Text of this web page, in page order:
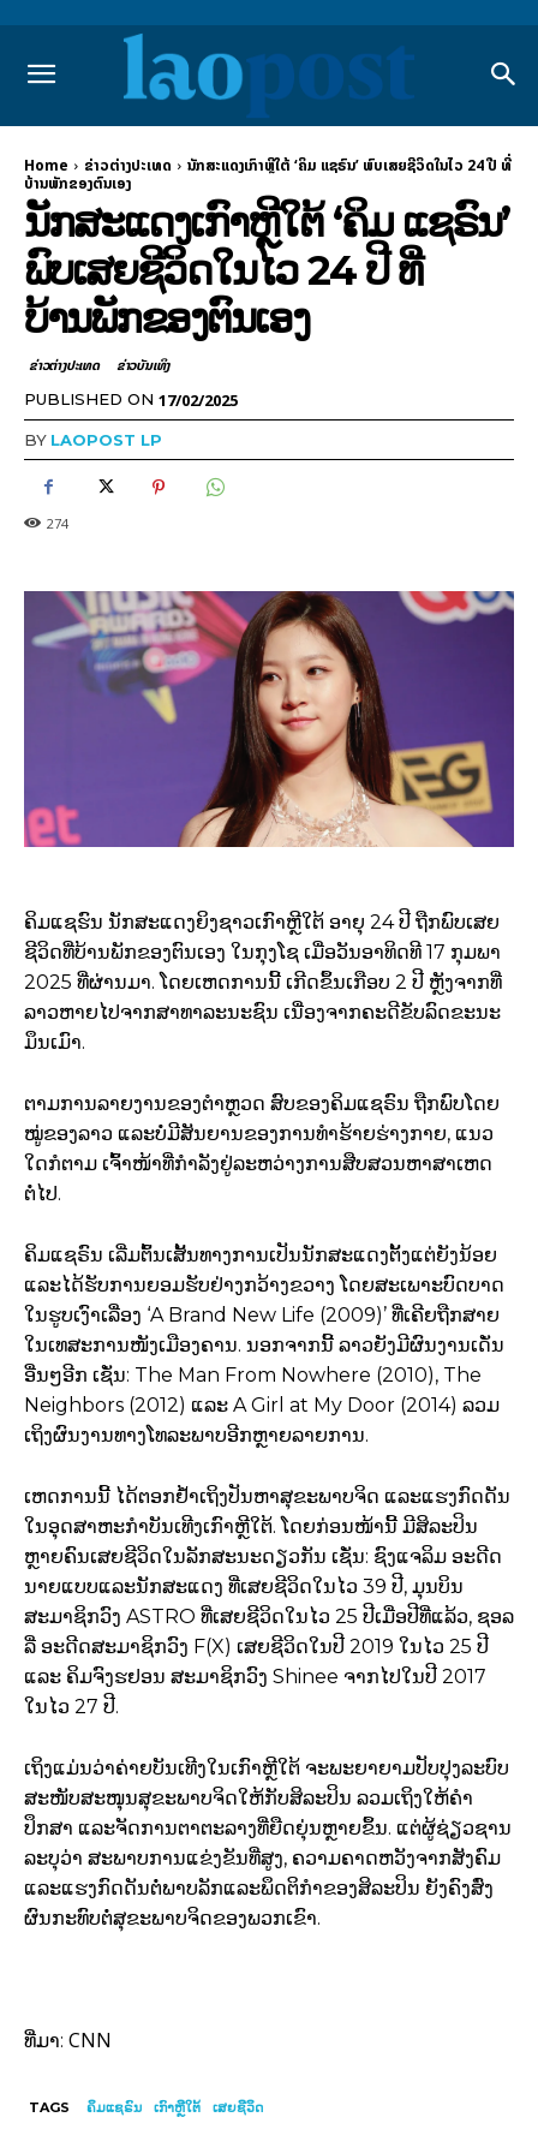
Home ຂ່າວຕ່າງປະເທດ
ນັກສະແດງເກົາຫຼີໃຕ້ ‘ຄິມ ແຊຣົນ’ ພົບເສຍຊີວິດໃນໄວ 24 ປີ ທີ່
ບ້ານພັກຂອງຕົນເອງ
ນັກສະແດງເກົາຫຼີໃຕ້ ‘ຄິມ ແຊຣົນ’
ພົບເສຍຊີວິດໃນໄວ 24 ປີ ທີ່
ບ້ານພັກຂອງຕົນເອງ
ຂ່າວຕ່າງປະເທດ ​ຂ່າວບັນເທິງ
PUBLISHED ON 17/02/2025
BY LAOPOST LP
274
ຄິມແຊຮົນ ນັກສະແດງຍິງຊາວເກົາຫຼີໃຕ້ ອາຍຸ 24 ປີ ຖືກພົບເສຍ
ຊີວິດທີ່ບ້ານພັກຂອງຕົນເອງ ໃນກຸງໂຊ ເມື່ອວັນອາທິດທີ 17 ກຸມພາ
2025 ທີ່ຜ່ານມາ. ໂດຍເຫດການນີ້ ເກີດຂຶ້ນເກືອບ 2 ປີ ຫຼັງຈາກທີ່
ລາວຫາຍໄປຈາກສາທາລະນະຊົນ ເນື່ອງຈາກຄະດີຂັບລົດຂະນະ
ມຶນເມົາ.
ຕາມການລາຍງານຂອງຕຳຫຼວດ ສົບຂອງຄິມແຊຣົນ ຖືກພົບໂດຍ
ໝູ່ຂອງລາວ ແລະບໍ່ມີສັນຍານຂອງການທຳຮ້າຍຮ່າງກາຍ, ແນວ
ໃດກໍຕາມ ເຈົ້າໜ້າທີ່ກຳລັງຢູ່ລະຫວ່າງການສືບສວນຫາສາເຫດ
ຕໍ່ໄປ.
ຄິມແຊຣົນ ເລີ່ມຕົ້ນເສັ້ນທາງການເປັນນັກສະແດງຕັ້ງແຕ່ຍັງນ້ອຍ
ແລະໄດ້ຮັບການຍອມຮັບຢ່າງກວ້າງຂວາງ ໂດຍສະເພາະບົດບາດ
ໃນຮູບເງົາເລື່ອງ ‘A Brand New Life (2009)’ ທີ່ເຄີຍຖືກສາຍ
ໃນເທສະການໜັງເມືອງຄານ. ນອກຈາກນີ້ ລາວຍັງມີຜົນງານເດັ່ນ
ອື່ນໆອີກ ເຊັ່ນ: The Man From Nowhere (2010), The
Neighbors (2012) ແລະ A Girl at My Door (2014) ລວມ
ເຖິງຜົນງານທາງໂທລະພາບອີກຫຼາຍລາຍການ.
ເຫດການນີ້ ໄດ້ຕອກຢ້ຳເຖິງປັນຫາສຸຂະພາບຈິດ ແລະແຮງກົດດັນ
ໃນອຸດສາຫະກຳບັນເທີງເກົາຫຼີໃຕ້. ໂດຍກ່ອນໜ້ານີ້ ມີສິລະປິນ
ຫຼາຍຄົນເສຍຊີວິດໃນລັກສະນະດຽວກັນ ເຊັ່ນ: ຊົງແຈລິມ ອະດີດ
ນາຍແບບແລະນັກສະແດງ ທີ່ເສຍຊີວິດໃນໄວ 39 ປີ, ມຸນບິນ
ສະມາຊິກວົງ ASTRO ທີ່ເສຍຊີວິດໃນໄວ 25 ປີເມື່ອປີທີ່ແລ້ວ, ຊອລ
ລີ່ ອະດີດສະມາຊິກວົງ F(X) ເສຍຊີວິດໃນປີ 2019 ໃນໄວ 25 ປີ
ແລະ ຄິມຈົງຮຢອນ ສະມາຊິກວົງ Shinee ຈາກໄປໃນປີ 2017
ໃນໄວ 27 ປີ.
ເຖິງແມ່ນວ່າຄ່າຍບັນເທີງໃນເກົາຫຼີໃຕ້ ຈະພະຍາຍາມປັບປຸງລະບົບ
ສະໜັບສະໜຸນສຸຂະພາບຈິດໃຫ້ກັບສິລະປິນ ລວມເຖິງໃຫ້ຄຳ
ປຶກສາ ແລະຈັດການຕາຕະລາງທີ່ຍືດຍຸ່ນຫຼາຍຂຶ້ນ. ແຕ່ຜູ້ຊ່ຽວຊານ
ລະບຸວ່າ ສະພາບການແຂ່ງຂັນທີ່ສູງ, ຄວາມຄາດຫວັງຈາກສັງຄົມ
ແລະແຮງກົດດັນຕໍ່ພາບລັກແລະພຶດຕິກຳຂອງສິລະປິນ ຍັງຄົງສົ່ງ
ຜົນກະທົບຕໍ່ສຸຂະພາບຈິດຂອງພວກເຂົາ.
ທີ່ມາ: CNN
TAGS ຄິມແຊຣົນ ເກົາຫຼີໃຕ້ ເສຍຊີວິດ